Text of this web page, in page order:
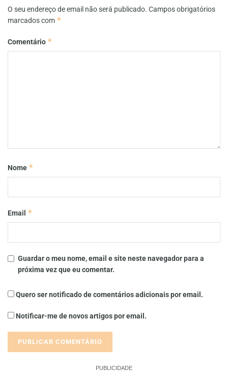
O seu endereço de email não será publicado. Campos obrigatórios
marcados com *
Comentário *
Nome *
Email *
Guardar o meu nome, email e site neste navegador para a
próxima vez que eu comentar.
Quero ser notificado de comentários adicionais por email.
Notificar-me de novos artigos por email.
PUBLICIDADE